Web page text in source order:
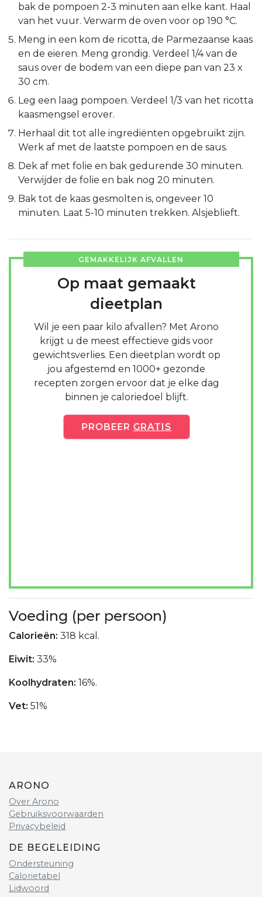
bak de pompoen 2-3 minuten aan elke kant. Haal
van het vuur. Verwarm de oven voor op 190 °C.
Meng in een kom de ricotta, de Parmezaanse kaas
en de eieren. Meng grondig. Verdeel 1/4 van de
saus over de bodem van een diepe pan van 23 x
30 cm.
Leg een laag pompoen. Verdeel 1/3 van het ricotta
kaasmengsel erover.
Herhaal dit tot alle ingrediënten opgebruikt zijn.
Werk af met de laatste pompoen en de saus.
Dek af met folie en bak gedurende 30 minuten.
Verwijder de folie en bak nog 20 minuten.
Bak tot de kaas gesmolten is, ongeveer 10
minuten. Laat 5-10 minuten trekken. Alsjeblieft.
GEMAKKELIJK AFVALLEN
Op maat gemaakt
dieetplan
Wil je een paar kilo afvallen? Met Arono
krijgt u de meest effectieve gids voor
gewichtsverlies. Een dieetplan wordt op
jou afgestemd en 1000+ gezonde
recepten zorgen ervoor dat je elke dag
binnen je caloriedoel blijft.
PROBEER GRATIS
Voeding (per persoon)
Calorieën: 318 kcal.
Eiwit: 33%
Koolhydraten: 16%.
Vet: 51%
ARONO
Over Arono
Gebruiksvoorwaarden
Privacybeleid
DE BEGELEIDING
Ondersteuning
Calorietabel
Lidwoord